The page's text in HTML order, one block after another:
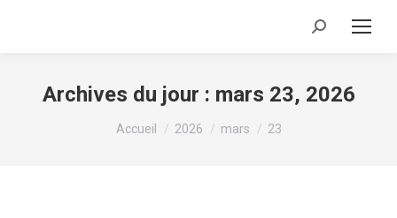
Recherche
Archives du jour : mars 23, 2026
Vous êtes ici :
Accueil 2026 mars 23